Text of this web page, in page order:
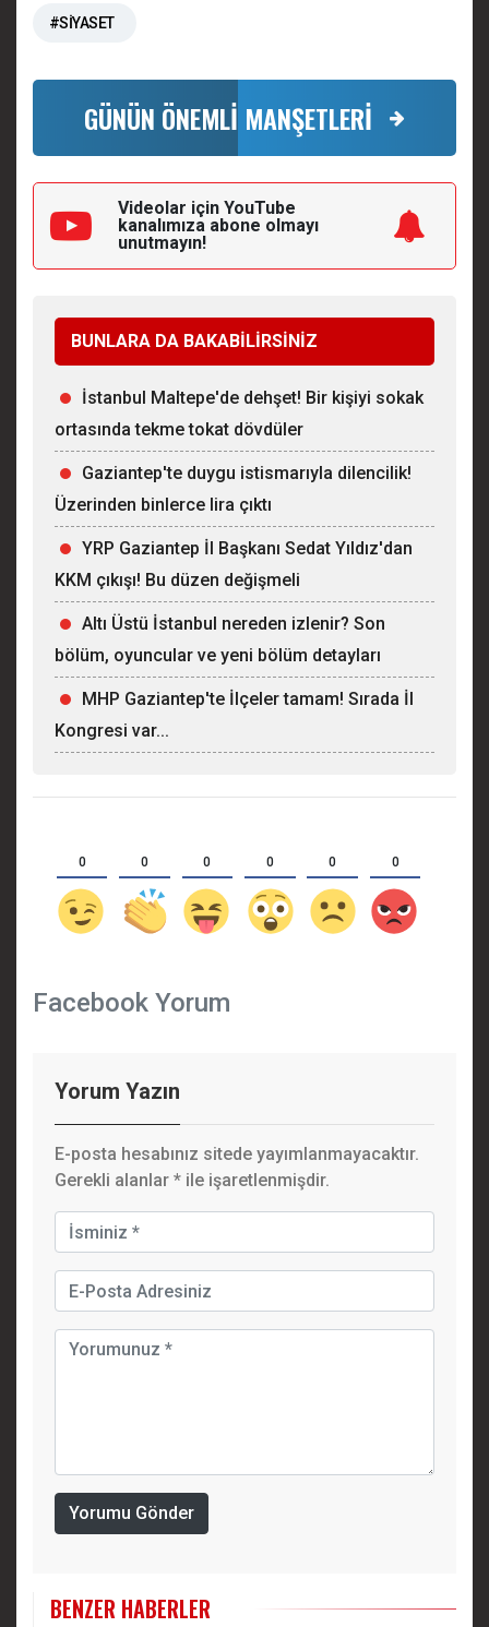
#SİYASET
GÜNÜN ÖNEMLİ MANŞETLERİ
Videolar için YouTube
kanalımıza abone olmayı
unutmayın!
BUNLARA DA BAKABİLİRSİNİZ
İstanbul Maltepe'de dehşet! Bir kişiyi sokak
ortasında tekme tokat dövdüler
Gaziantep'te duygu istismarıyla dilencilik!
Üzerinden binlerce lira çıktı
YRP Gaziantep İl Başkanı Sedat Yıldız'dan
KKM çıkışı! Bu düzen değişmeli
Altı Üstü İstanbul nereden izlenir? Son
bölüm, oyuncular ve yeni bölüm detayları
MHP Gaziantep'te İlçeler tamam! Sırada İl
Kongresi var...
0 0 0 0 0 0
Facebook Yorum
Yorum Yazın
E-posta hesabınız sitede yayımlanmayacaktır.
Gerekli alanlar * ile işaretlenmişdir.
Yorumu Gönder
BENZER HABERLER